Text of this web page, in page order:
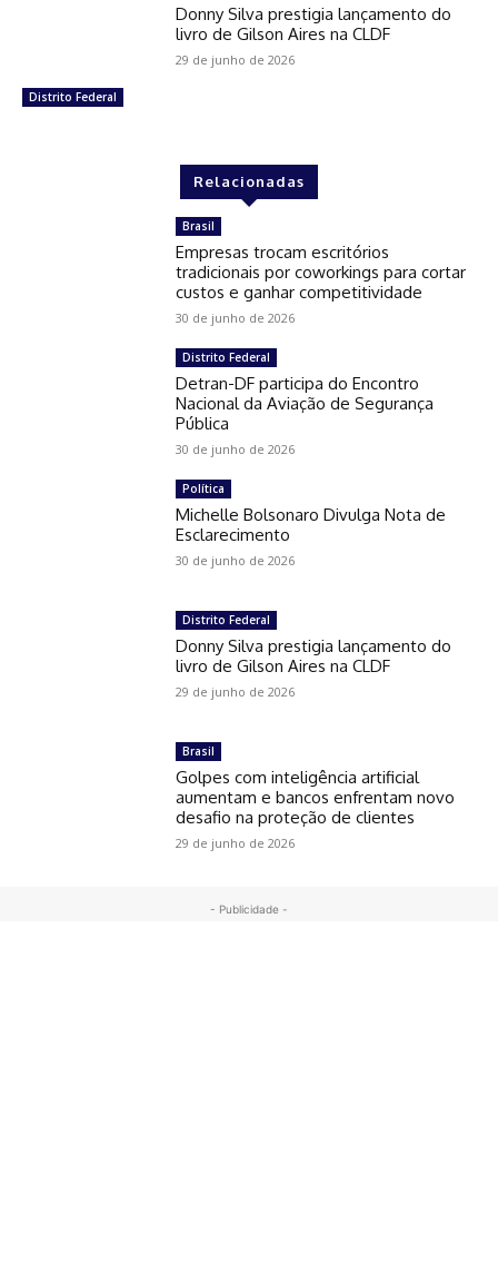
Distrito Federal
Donny Silva prestigia lançamento do
livro de Gilson Aires na CLDF
29 de junho de 2026
Relacionadas
Brasil
Empresas trocam escritórios
tradicionais por coworkings para cortar
custos e ganhar competitividade
30 de junho de 2026
Distrito Federal
Detran-DF participa do Encontro
Nacional da Aviação de Segurança
Pública
30 de junho de 2026
Política
Michelle Bolsonaro Divulga Nota de
Esclarecimento
30 de junho de 2026
Distrito Federal
Donny Silva prestigia lançamento do
livro de Gilson Aires na CLDF
29 de junho de 2026
Brasil
Golpes com inteligência artificial
aumentam e bancos enfrentam novo
desafio na proteção de clientes
29 de junho de 2026
- Publicidade -